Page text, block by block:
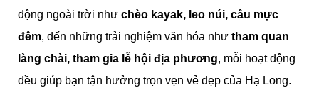
động ngoài trời như chèo kayak, leo núi, câu mực
đêm, đến những trải nghiệm văn hóa như tham quan
làng chài, tham gia lễ hội địa phương, mỗi hoạt động
đều giúp bạn tận hưởng trọn vẹn vẻ đẹp của Hạ Long.